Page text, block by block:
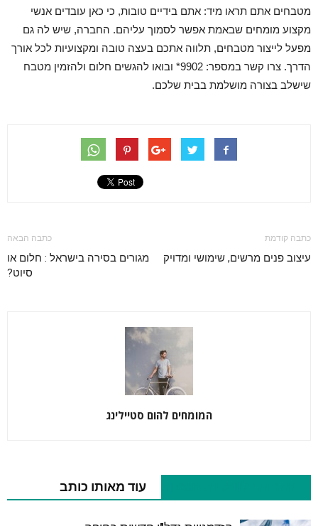
מטבחים אתם תראו מיד: אתם בידיים טובות, כי כאן עובדים אנשי
מקצוע מומחים שבאמת אפשר לסמוך עליהם. החברה, שיש לה גם
מפעל לייצור מטבחים, תלווה אתכם בעצה טובה ומקצועיות לכל אורך
הדרך. צרו קשר במספר: 9902* ובואו להגשים חלום ולהזמין מטבח
שישלב בצורה מושלמת בבית שלכם.
כתבה קודמת
עיצוב פנים מרשים, שימושי ומדויק
כתבה הבאה
מגורים בסירה בישראל : חלום או
סיוט?
המומחים להום סטיילינג
עוד מאותו כותב